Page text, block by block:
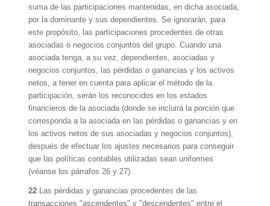
suma de las participaciones mantenidas, en dicha asociada,
por la dominante y sus dependientes. Se ignorarán, para
este propósito, las participaciones procedentes de otras
asociadas o negocios conjuntos del grupo. Cuando una
asociada tenga, a su vez, dependientes, asociadas y
negocios conjuntos, las pérdidas o ganancias y los activos
netos, a tener en cuenta para aplicar el método de la
participación, serán los reconocidos en los estados
financieros de la asociada (donde se incluirá la porción que
corresponda a la asociada en las pérdidas o ganancias y en
los activos netos de sus asociadas y negocios conjuntos),
después de efectuar los ajustes necesarios para conseguir
que las políticas contables utilizadas sean uniformes
(véanse los párrafos 26 y 27).
22 Las pérdidas y ganancias procedentes de las
transacciones "ascendentes" y "descendentes" entre el